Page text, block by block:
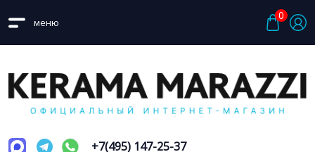
меню
0
+7(495) 147-25-37